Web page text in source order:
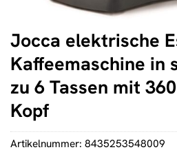
Jocca elektrische
Kaffeemaschine in
zu 6 Tassen mit
Kopf
Artikelnummer: 8435253548009